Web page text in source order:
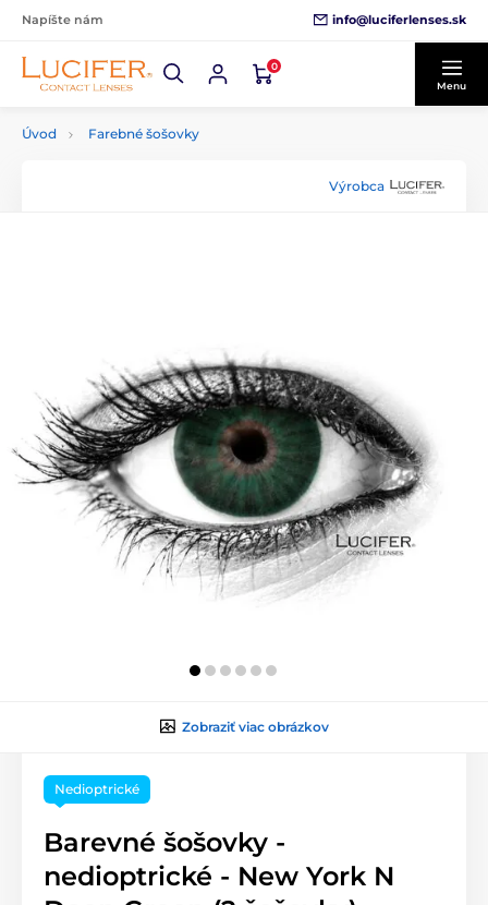
Napíšte nám info@luciferlenses.sk
0
Menu
Úvod Farebné šošovky
Výrobca
Zobraziť viac obrázkov
Nedioptrické
Barevné šošovky -
nedioptrické - New York N